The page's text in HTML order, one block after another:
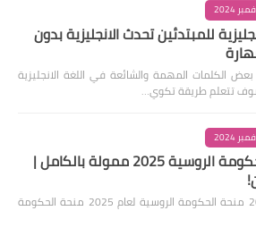
للمبتدئين تحدث الانجليزية بدون
الكلمات المهمة والشائعة في اللغة الانجليزية
تتعلم طريقة تكوي…
منحة الحكومة الروسية 2025 ممولة بالكامل |
منحة الحكومة الروسية 2025 منحة الحكومة الروسية لعام 2025 منحة الحكومة